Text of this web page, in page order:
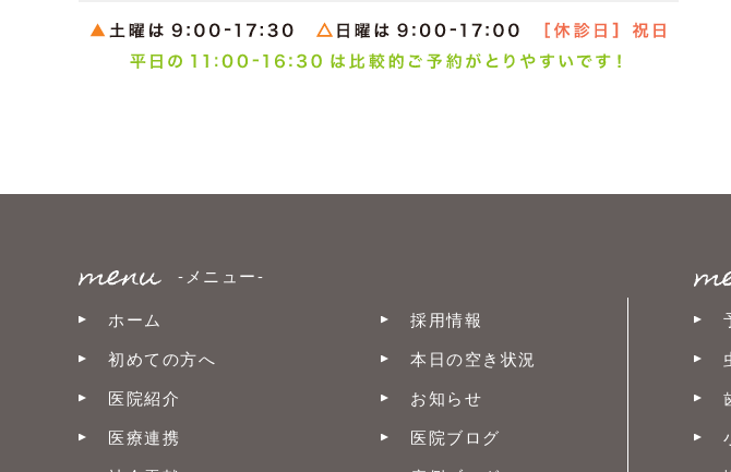
-メニュー-
ホーム
初めての方へ
医院紹介
医療連携
採用情報
本日の空き状況
お知らせ
医院ブログ